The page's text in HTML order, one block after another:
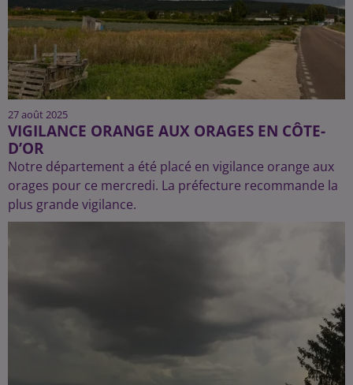
27 août 2025
VIGILANCE ORANGE AUX ORAGES EN CÔTE-
D’OR
Notre département a été placé en vigilance orange aux
orages pour ce mercredi. La préfecture recommande la
plus grande vigilance.